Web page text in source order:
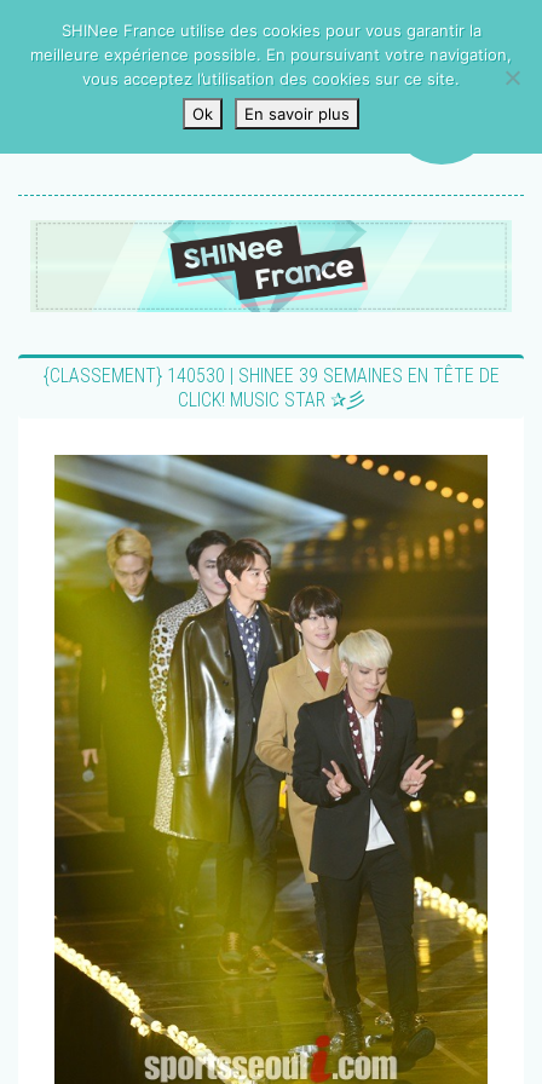
{CLASSEMENT} 140530 | SHINEE 39 SEMAINES EN TÊTE DE
CLICK! MUSIC STAR ✰彡
SHINee France utilise des cookies pour vous garantir la
meilleure expérience possible. En poursuivant votre navigation,
vous acceptez l’utilisation des cookies sur ce site.
Ok
En savoir plus